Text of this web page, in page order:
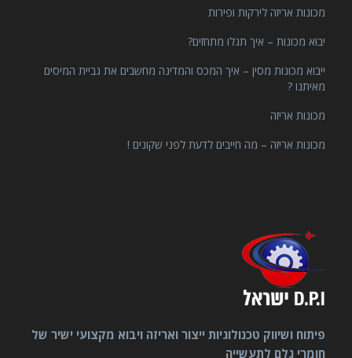
מכונות אריזה לירקות ופירות
יבוא מכונות – איך תגלו מתחזים?
ייבוא מכונות מסין – איך המכס והמדינה מחשבים את גביית המיסים
מאיתנו ?
מכונות אריזה
מכונות אריזה – מה חייבים לדעת לפני שקונים !
פיתוח ושיווק טכנולוגיות ייצור ואריזה ויבוא מקצועי ישיר של
חומרי גלם לתעשייה